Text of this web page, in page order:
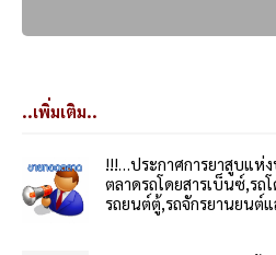
..เพิ่มเติม..
!!!…ประกาศการยาสูบแห่
ตลาดรถโดยสารเบ็นซ์,รถ
รถยนต์ตู้,รถจักรยานยนต์แล